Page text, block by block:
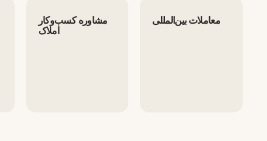
مشاوره کسب‌وکار
املاک
معاملات بین‌المللی